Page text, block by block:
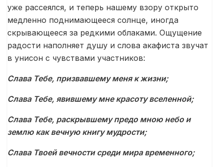
уже рассеялся, и теперь нашему взору открыто
медленно поднимающееся солнце, иногда
скрывающееся за редкими облаками. Ощущение
радости наполняет душу и слова акафиста звучат
в унисон с чувствами участников:
Слава Тебе, призвавшему меня к жизни;
Слава Тебе, явившему мне красоту вселенной;
Слава Тебе, раскрывшему предо мною небо и
землю как вечную книгу мудрости;
Слава Твоей вечности среди мира временного;